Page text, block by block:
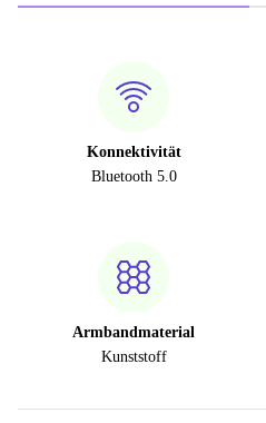
Konnektivität
Bluetooth 5.0
Armbandmaterial
Kunststoff